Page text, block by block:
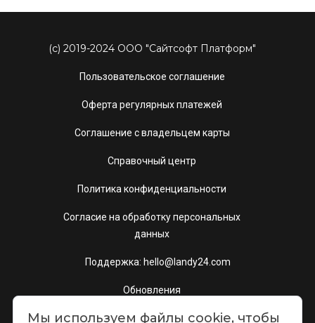
(c) 2019-2024 ООО "Сайтсофт Платформ"
Пользовательское соглашение
Оферта регулярных платежей
Соглашение с владельцем карты
Справочный центр
Политика конфиденциальности
Согласие на обработку персональных
данных
Поддержка: hello@landy24.com
Обновления
Шаблоны сайтов
Мы используем файлы cookie, чтобы